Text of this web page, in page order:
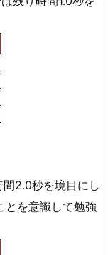
2.0秒を境目にし
とを意識して勉強